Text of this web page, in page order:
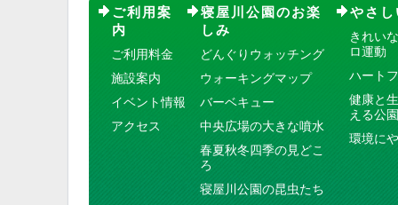
ご利用案
内
ご利用料金
施設案内
イベント情報
アクセス
寝屋川公園のお楽
しみ
どんぐりウォッチング
ウォーキングマップ
バーベキュー
中央広場の大きな噴水
春夏秋冬四季の見どこ
ろ
寝屋川公園の昆虫たち
やさ
きれい
ロ運動
ハート
健康と
える公園
環境に